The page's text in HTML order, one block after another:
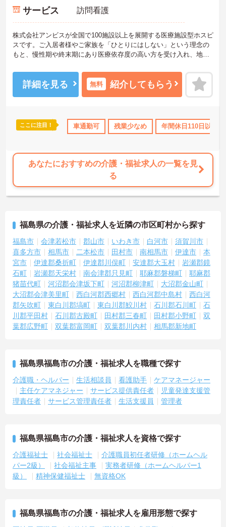
保険完備 交通費支給
サービス 訪問看護
株式会社アンビスが全国で100施設以上を展開する医療施設型ホスピ
スです。ご入居者様やご家族を「ひとりにはしない」という理念の
もと、慢性期や終末期にあり医療依存度の高い方を受け入れ、地域
護師が24時間常駐しています。急変時の対応や医療行為は看護師が
担当するため、初任者研修や実務者研修の方も食事介助や入浴介助
などの生活を支えるケアに専念できる環境です。多職種で情報を共
なるほか、月平均の残業時間も5時間から7時間程度とかなり少なめ
です。常勤スタッフの比率が90パーセントを超えているため急な勤
に合わせた個別のOJT研修が実施されます。eラーニングも導入され
ており、多職種と連携しながら専門性を着実に深めていける環境が
★おすすめPOINT★
実施し、ｅラーニングを用いた学習の機会も提供されます
・施設内には看護師が24時間常駐しており、急変時の対応や専門的
な医療処置は看護師が担当するため負担が減ります
・介護スタッフと看護スタッフの比率が1対1で相談しやすく、初任
者研修や実務者研修からでも着実に専門性を高められます
＜残業月7時間以下で身体の負担を軽減！＞
・常勤で働くスタッフの比率が90パーセント以上と高く、急なシフ
ト変更や無理な長時間勤務が発生しにくい人員体制です
・訪問スケジュールに沿って施設内でのケアを行うため、月平均の
残業時間は5時間から7時間程度とかなり少なめに抑えられます
・夜勤明けの翌日は原則としてお休みとなるシフト編成が組まれて
かりと給与に反映されるためモチベーションを維持できます
例も多数あり、腰を据えて長期的なキャリア形成が可能です
詳細を見る 無料 紹介してもらう
ここに注目！ 車通勤可 残業少なめ 年間休日110日以上
あなたにおすすめの介護・福祉求人の一覧を見
る
福島県の介護・福祉求人を近隣の市区町村から探す
福島市 会津若松市 郡山市 いわき市 白河市
須賀川市
喜多方市
相馬市 二本松市 田村市 南相馬市 伊達市
本
宮市
伊達郡桑折町 伊達郡川俣町 安達郡大玉村
岩瀬郡鏡
石町
岩瀬郡天栄村 南会津郡只見町 耶麻郡磐梯町
耶麻郡
猪苗代町
河沼郡会津坂下町 河沼郡柳津町
大沼郡金山町
大沼郡会津美里町
西白河郡西郷村 西白河郡中島村
西白河
郡矢吹町
東白川郡塙町 東白川郡鮫川村 石川郡石川町
石
川郡平田村
石川郡古殿町 田村郡三春町 田村郡小野町
双
葉郡広野町
双葉郡富岡町 双葉郡川内村 相馬郡新地町
福島県福島市の介護・福祉求人を職種で探す
介護職・ヘルパー 生活相談員 看護助手
ケアマネージャー
主任ケアマネジャー
サービス提供責任者
児童発達支援管
理責任者
サービス管理責任者 生活支援員 管理者
福島県福島市の介護・福祉求人を資格で探す
介護福祉士 社会福祉士
介護職員初任者研修（ホームヘル
パー2級）
社会福祉主事
実務者研修（ホームヘルパー1
級）
精神保健福祉士 無資格OK
福島県福島市の介護・福祉求人を雇用形態で探す